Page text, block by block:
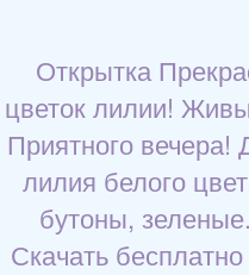
Открытка
цветок лилии!
Приятного вечера!
лилия белого
бутоны,
Скачать